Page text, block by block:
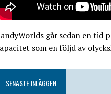
går sedan en tid
som en följd av
SENASTE INLÄGGEN